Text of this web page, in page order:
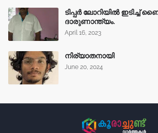
ടിപ്പർ ലോറിയിൽ ഇടിച്ച്
ദാരുണാന്ത്യം.
April 16, 2023
നിര്യാതനായി
June 20, 2024